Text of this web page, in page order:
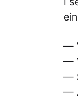
—
—
—
—